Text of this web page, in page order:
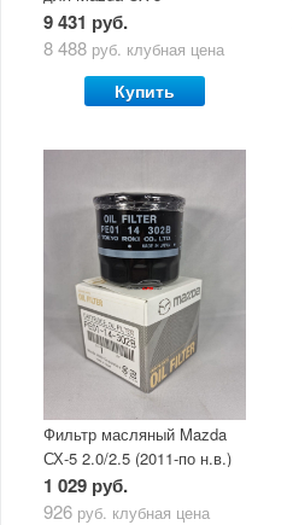
(двигатель 2.0/2.5) с
маслом Mazda Original Oil
9 431 руб.
8 488 руб. клубная цена
Купить
Фильтр масляный Mazda
СХ-5 2.0/2.5 (2011-по н.в.)
1 029 руб.
926 руб. клубная цена